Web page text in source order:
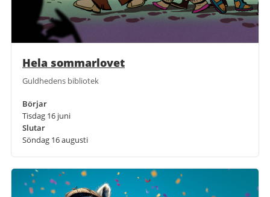
Hela sommarlovet
Guldhedens bibliotek
Börjar
Tisdag 16 juni
Slutar
Söndag 16 augusti